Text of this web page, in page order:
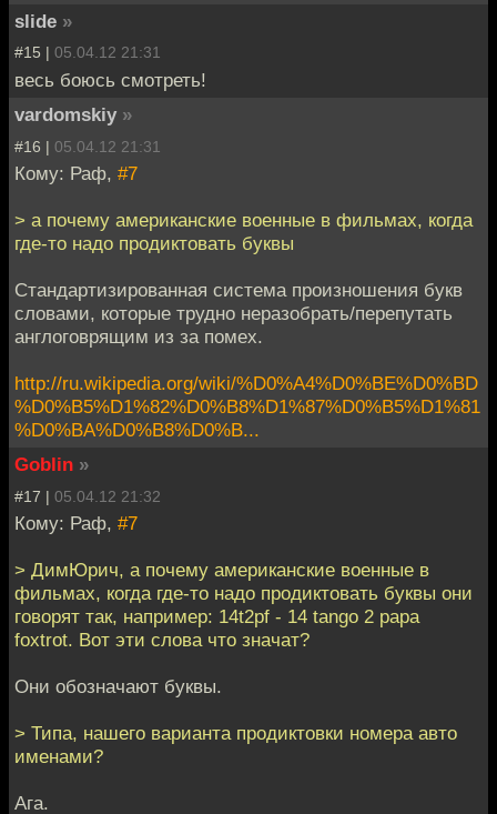
slide »
#15 | 05.04.12 21:31
весь боюсь смотреть!
vardomskiy »
#16 | 05.04.12 21:31
Кому: Раф, #7
> а почему американские военные в фильмах, когда
где-то надо продиктовать буквы
Стандартизированная система произношения букв
словами, которые трудно неразобрать/перепутать
англоговрящим из за помех.
http://ru.wikipedia.org/wiki/%D0%A4%D0%BE%D0%BD
%D0%B5%D1%82%D0%B8%D1%87%D0%B5%D1%81
%D0%BA%D0%B8%D0%B...
Goblin »
#17 | 05.04.12 21:32
Кому: Раф, #7
> ДимЮрич, а почему американские военные в
фильмах, когда где-то надо продиктовать буквы они
говорят так, например: 14t2pf - 14 tango 2 papa
foxtrot. Вот эти слова что значат?
Они обозначают буквы.
> Типа, нашего варианта продиктовки номера авто
именами?
Ага.